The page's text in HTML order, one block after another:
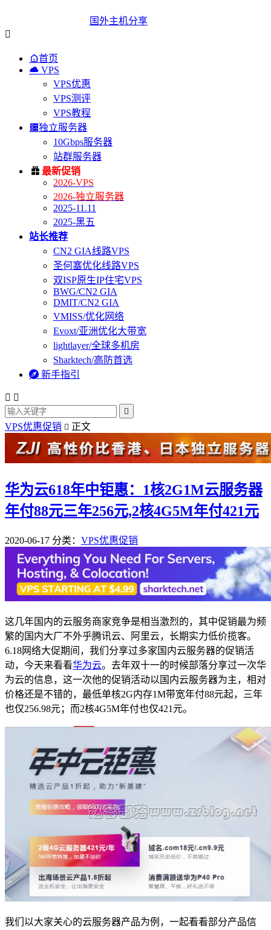
国外主机分享

首页
 VPS
VPS优惠
VPS测评
VPS教程
独立服务器
10Gbps服务器
站群服务器
 最新促销
2026-VPS
2026-独立服务器
2025-11.11
2025-黑五
站长推荐
CN2 GIA线路VPS
圣何塞优化线路VPS
双ISP原生IP住宅VPS
BWG/CN2 GIA
DMIT/CN2 GIA
VMISS/优化网络
Evoxt/亚洲优化大带宽
lightlayer/全球多机房
Sharktech/高防首选
 新手指引
 

VPS优惠促销  正文
华为云618年中钜惠：1核2G1M云服务器
年付88元三年256元,2核4G5M年付421元
2020-06-17 分类： VPS优惠促销
这几年国内的云服务商家竞争是相当激烈的，其中促销最为频
繁的国内大厂不外乎腾讯云、阿里云，长期实力低价揽客。
6.18网络大促期间，我们分享过多家国内云服务器的促销活
动，今天来看看华为云。去年双十一的时候部落分享过一次华
为云的信息，这一次他的促销活动以国内云服务器为主，相对
价格还是不错的，最低单核2G内存1M带宽年付88元起，三年
也仅256.98元；而2核4G5M年付也仅421元。
我们以大家关心的云服务器产品为例，一起看看部分产品信